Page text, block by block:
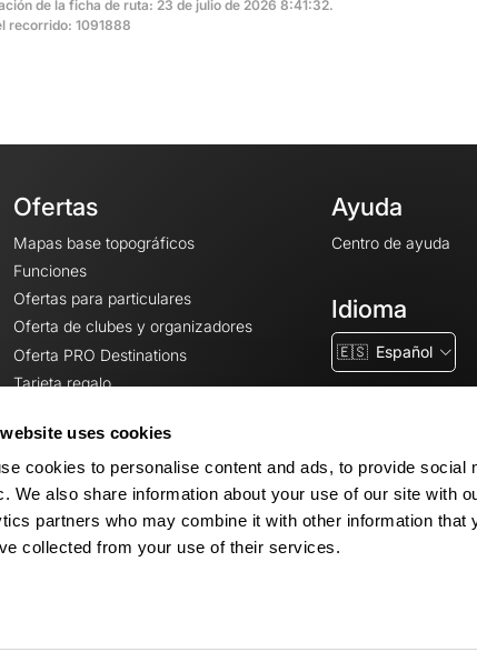
uses cookies
cookies to personalise content and ads, to provide social
We also share information about your use of our site with
partners who may combine it with other information that
collected from your use of their services.
de la ficha de ruta: 23 de julio de 2026 8:41:32.
recorrido: 1091888
Ofertas
Mapas base topográficos
Funciones
Ofertas para particulares
Oferta de clubes y organizadores
Oferta PRO Destinations
Tarjeta regalo
Ayuda
Centro de ayuda
Idioma
🇪🇸 Español